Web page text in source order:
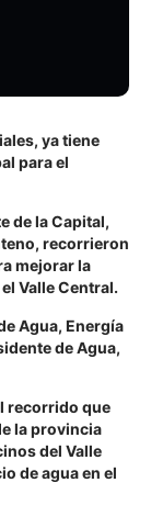
ya tiene
para el
de la Capital,
recorrieron
mejorar la
Valle Central.
Agua, Energía
de Agua,
recorrido que
la provincia
del Valle
de agua en el